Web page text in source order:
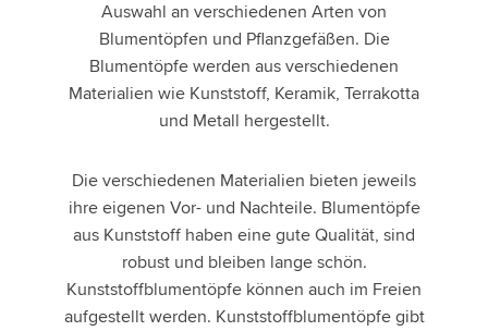
Auswahl an verschiedenen Arten von
Blumentöpfen und Pflanzgefäßen. Die
Blumentöpfe werden aus verschiedenen
Materialien wie Kunststoff, Keramik, Terrakotta
und Metall hergestellt.
Die verschiedenen Materialien bieten jeweils
ihre eigenen Vor- und Nachteile. Blumentöpfe
aus Kunststoff haben eine gute Qualität, sind
robust und bleiben lange schön.
Kunststoffblumentöpfe können auch im Freien
aufgestellt werden. Kunststoffblumentöpfe gibt